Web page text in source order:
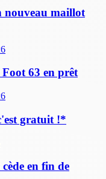
nouveau maillot
63 en prêt
gratuit !*
en fin de